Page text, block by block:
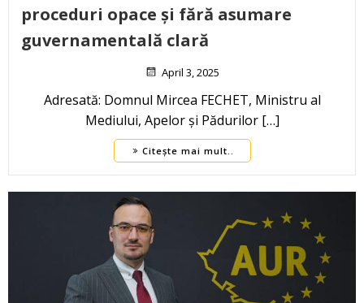
proceduri opace și fără asumare
guvernamentală clară
April 3, 2025
Adresată: Domnul Mircea FECHET, Ministru al
Mediului, Apelor și Pădurilor […]
Citește mai mult..